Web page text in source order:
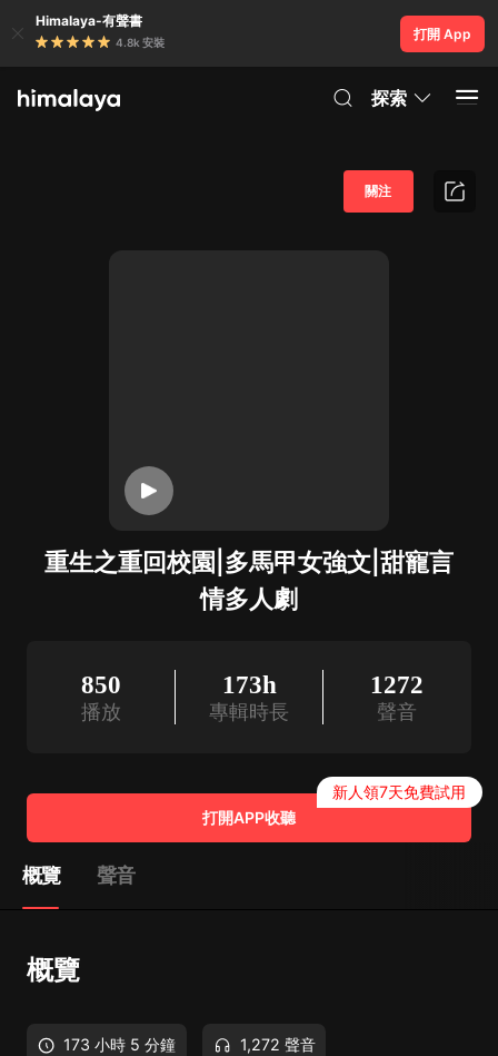
Himalaya-有聲書
4.8k 安裝
打開 App
探索
重生之重回校園|多馬甲女強文|甜寵言
情多人劇
關注
850
播放
173h
專輯時長
1272
聲音
打開APP收聽
新人領7天免費試用
概覽 聲音
概覽
173 小時 5 分鐘 1,272 聲音